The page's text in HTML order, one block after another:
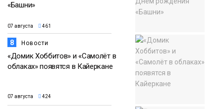
«Башни»
07 августа 461
8 Новости
«Домик Хоббитов» и «Самолёт в
облаках» появятся в Кайеркане
07 августа 424